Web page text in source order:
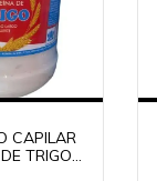
CAPILAR
TRIGO |